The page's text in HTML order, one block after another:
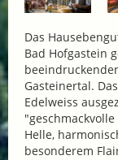
Das
Bad Hofgastein
Gasteinertal.
Edelweiss
Helle,
besonderem